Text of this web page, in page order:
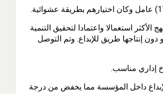
استعمالا واعتمادا لتحقيق التنمية
دون إنتاجها طريق للإبداع. وتم التوصل
إداري مناسب.
داخل المؤسسة مما يخفض من درجة